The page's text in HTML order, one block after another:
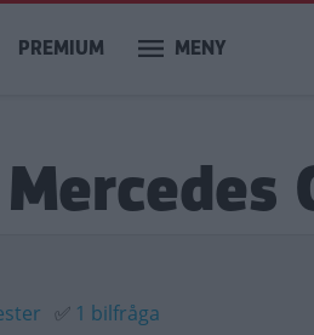
PREMIUM MENY
✅ 1 bilfråga